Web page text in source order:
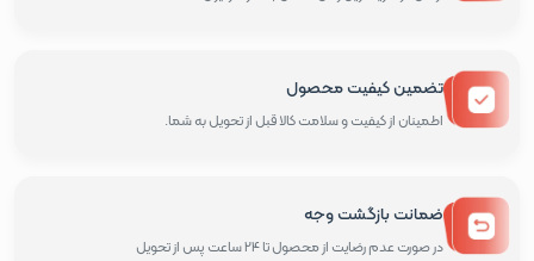
تضمین کیفیت محصول
اطمینان از کیفیت و سلامت کالا قبل از تحویل به شما.
ضمانت بازگشت وجه
در صورت عدم رضایت از محصول تا 24 ساعت پس از تحویل